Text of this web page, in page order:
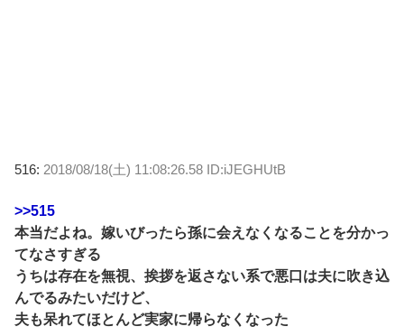
516: 2018/08/18(土) 11:08:26.58 ID:iJEGHUtB
>>515
本当だよね。嫁いびったら孫に会えなくなることを分かっ
てなさすぎる
うちは存在を無視、挨拶を返さない系で悪口は夫に吹き込
んでるみたいだけど、
夫も呆れてほとんど実家に帰らなくなった